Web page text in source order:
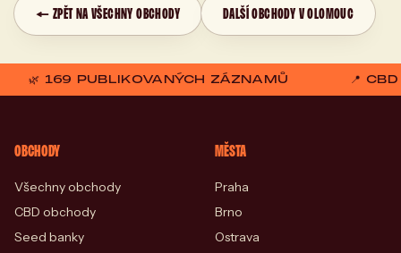
← ZPĚT NA VŠECHNY OBCHODY DALŠÍ OBCHODY V OLOMOUC
🌿 169 PUBLIKOVANÝCH ZÁZNAMŮ 📍
OBCHODY
Všechny obchody
CBD obchody
Seed banky
MĚSTA
Praha
Brno
Ostrava